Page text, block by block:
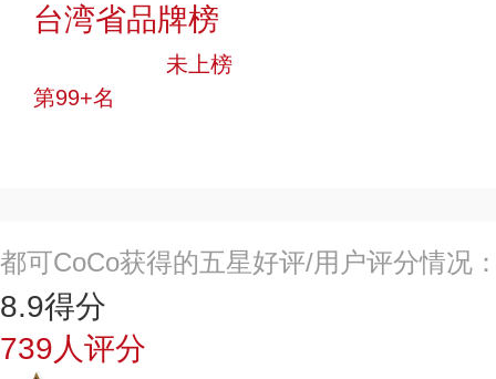
台湾省品牌榜
未上榜
第99+名
都可CoCo获得的五星好评/用户评分情况
8.9得分
739人评分